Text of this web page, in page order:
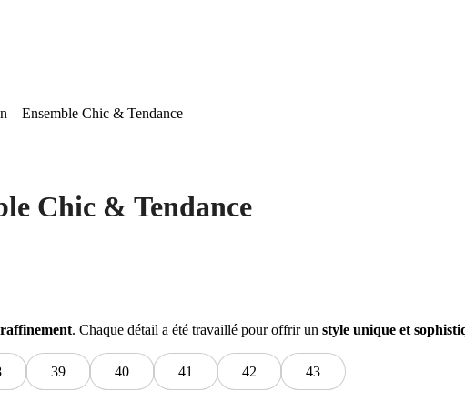
– Ensemble Chic & Tendance
Chic & Tendance
. Chaque détail a été travaillé pour offrir un style unique et
39 40 41 42 43